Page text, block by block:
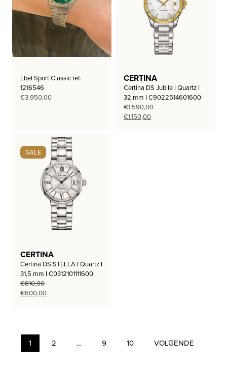
Ebel Sport Classic ref.
1216546
€3.950,00
CERTINA
Certina DS Jubile I Quartz I
32 mm I C9022514601600
€1.590,00
Oorspronkelijke
€1.150,00Huidige
SALE
CERTINA
Certina DS STELLA I Quartz I
31,5 mm I C0312101111600
€810,00
Oorspronkelijke
€600,00Huidige
1 2 … 9 10 VOLGENDE